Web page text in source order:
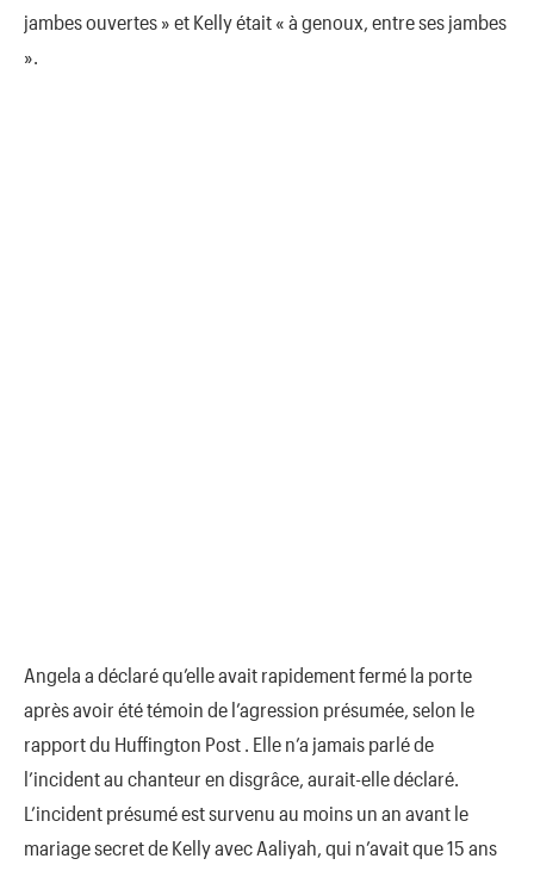
jambes ouvertes » et Kelly était « à genoux, entre ses jambes
».
Angela a déclaré qu’elle avait rapidement fermé la porte
après avoir été témoin de l’agression présumée, selon le
rapport du Huffington Post . Elle n’a jamais parlé de
l’incident au chanteur en disgrâce, aurait-elle déclaré.
L’incident présumé est survenu au moins un an avant le
mariage secret de Kelly avec Aaliyah, qui n’avait que 15 ans